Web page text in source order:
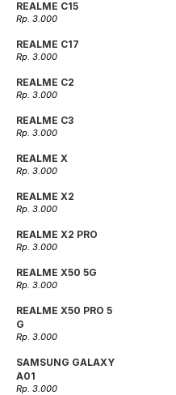
REALME C15
Rp. 3.000
REALME C17
Rp. 3.000
REALME C2
Rp. 3.000
REALME C3
Rp. 3.000
REALME X
Rp. 3.000
REALME X2
Rp. 3.000
REALME X2 PRO
Rp. 3.000
REALME X50 5G
Rp. 3.000
REALME X50 PRO 5
G
Rp. 3.000
SAMSUNG GALAXY
A01
Rp. 3.000